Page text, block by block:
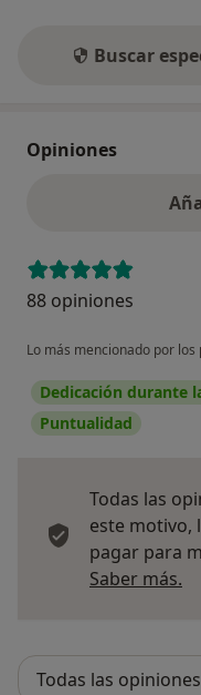
Buscar
Opiniones
88 opiniones
Lo más mencionado por los
Dedicación durante
Puntualidad
Todas las
este motivo,
pagar para
Saber más.